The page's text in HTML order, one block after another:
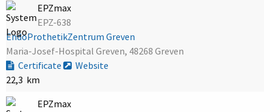
EPZmax
EPZ-638
EndoProthetikZentrum Greven
Maria-Josef-Hospital Greven, 48268 Greven
Certificate
Website
22,3 km
EPZmax